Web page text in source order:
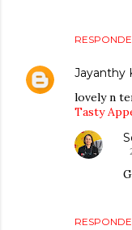
Jayanthy
lovely n
Tasty